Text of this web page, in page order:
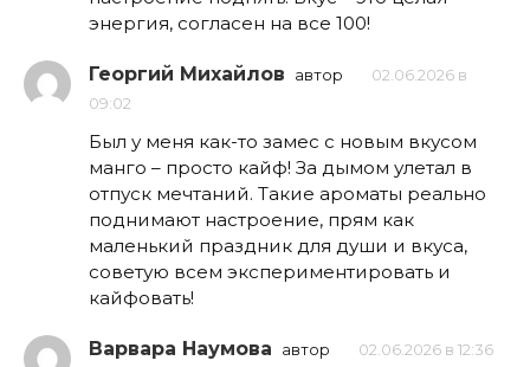
энергия, согласен на все 100!
Георгий Михайлов автор
02.06.2026 в
09:02
Был у меня как-то замес с новым вкусом
манго – просто кайф! За дымом улетал в
отпуск мечтаний. Такие ароматы реально
поднимают настроение, прям как
маленький праздник для души и вкуса,
советую всем экспериментировать и
кайфовать!
Варвара Наумова автор 02.06.2026 в 12:36